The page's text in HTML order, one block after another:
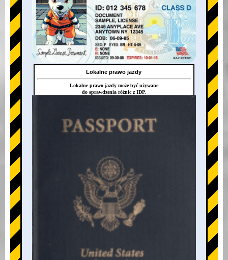
+
Lokalne prawo jazdy
Lokalne prawo jazdy może być używane
do sprawdzenia różnic z IDP.